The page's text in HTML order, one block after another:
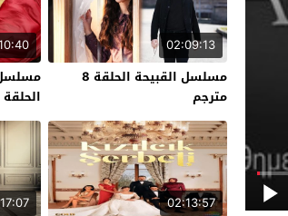
02:09:13
مسلسل القبيحة الحلقة 8
مترجم
الحلقة 29 مترجم
02:13:57